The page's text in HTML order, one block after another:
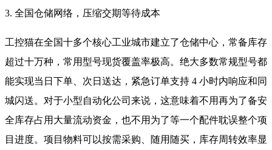
3. 全国仓储网络，压缩交期等待成本
工控猫在全国十多个核心工业城市建立了仓储中心，常备库存
超过十万种，常用型号现货覆盖率极高。绝大多数常规型号都
能实现当日下单、次日送达，紧急订单支持 4 小时内响应和同
城闪送。对于小型自动化公司来说，这意味着不用再为了备安
全库存占用大量流动资金，也不用为了等一个配件耽误整个项
目进度。项目物料可以按需采购、随用随买，库存周转效率显